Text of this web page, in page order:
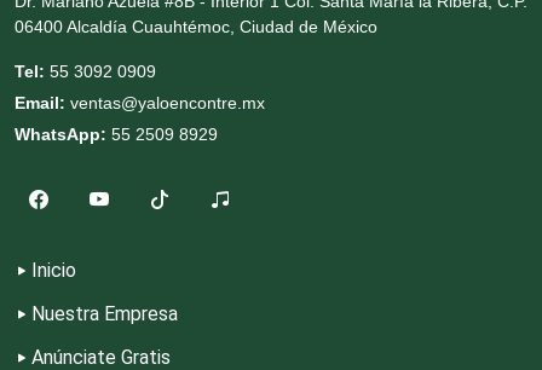
Cromadoras
Depósitos Dentales
06400 Alcaldía Cuauhtémoc, Ciudad de México
Tel: 55 3092 0909
Email: ventas@yaloencontre.mx
WhatsApp: 55 2509 8929
Inicio
Nuestra Empresa
Anúnciate Gratis